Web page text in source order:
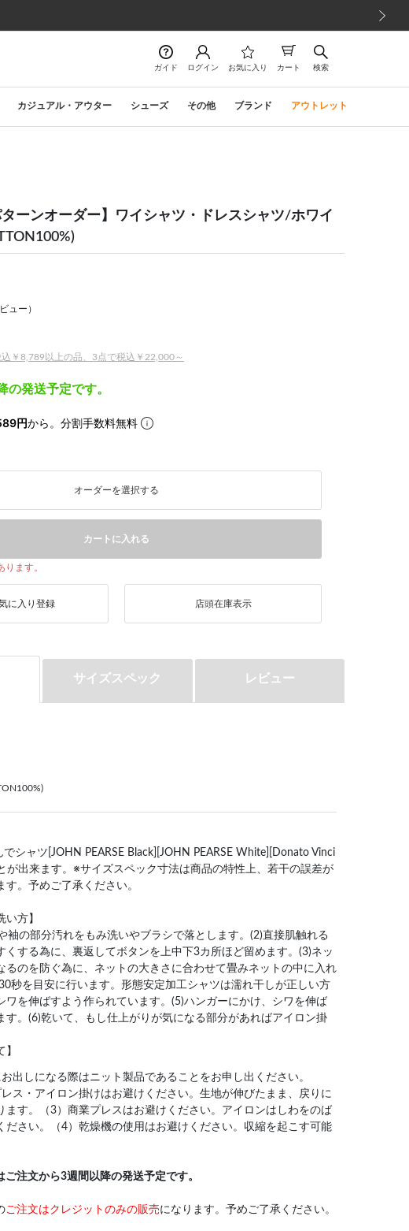
ガイド ログイン お気に入り カート 検索
カジュアル・アウター シューズ その他 ブランド アウトレット
ターンオーダー】ワイシャツ・ドレスシャツ/ホワイ
ュー）
￥8,789以上の品、3点で税込￥22,000～
の発送予定です。
円から。分割手数料無料
オーダーを選択する
カートに入れる
ります。
店頭在庫表示
サイズスペック レビュー
シャツ[JOHN PEARSE Black][JOHN PEARSE White][Donato Vinci
が出来ます。※サイズスペック寸法は商品の特性上、若干の誤差が
。予めご了承ください。
い方】
袖の部分汚れをもみ洗いやブラシで落とします。(2)直接肌触れる
くする為に、裏返してボタンを上中下3カ所ほど留めます。(3)ネッ
るのを防ぐ為に、ネットの大きさに合わせて畳みネットの中に入れ
秒を目安に行います。形態安定加工シャツは濡れ干しが正しい方
ワを伸ばすよう作られています。(5)ハンガーにかけ、シワを伸ば
す。(6)乾いて、もし仕上がりが気になる部分があればアイロン掛
】
お出しになる際はニット製品であることをお申し出ください。
レス・アイロン掛けはお避けください。生地が伸びたまま、戻りに
ます。（3）商業プレスはお避けください。アイロンはしわをのば
ださい。（4）乾燥機の使用はお避けください。収縮を起こす可能
注文から3週間以降の発送予定です。
ご注文はクレジットのみの販売になります。予めご了承ください。